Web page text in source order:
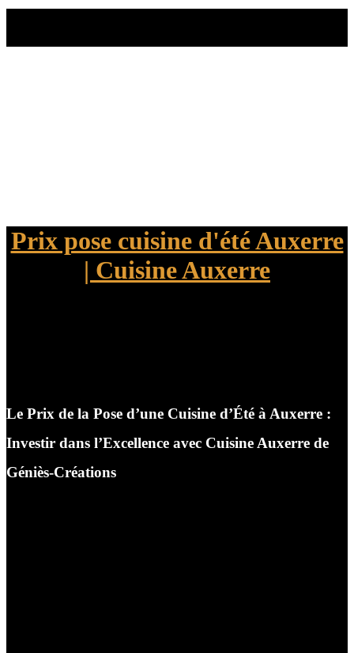
Prix pose cuisine d'été Auxerre
| Cuisine Auxerre
Le Prix de la Pose d’une Cuisine d’Été à Auxerre :
Investir dans l’Excellence avec Cuisine Auxerre de
Géniès-Créations